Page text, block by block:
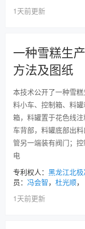
1天前更新
一种雪糕生
方法及图纸
本技术公开了一种雪
料小车、控制箱、料
箱，料罐置于花色线
车背部，料罐底部出
管另一端装有阀门；
电
专利权人： 黑龙江北
员： 冯会智， 杜光顺，
1天前更新